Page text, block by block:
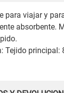
para viajar y
absorbente.
Tejido principal: